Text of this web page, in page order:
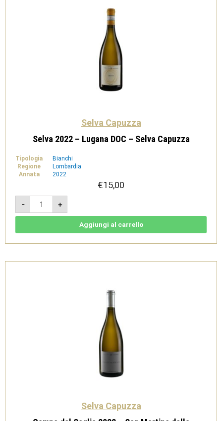
Selva Capuzza
Selva 2022 – Lugana DOC – Selva Capuzza
Tipologia
Bianchi
Regione
Lombardia
Annata
2022
€15,00
-
Selva
2022
-
Lugana
Capuzza
+
Aggiungi al carrello
Selva Capuzza